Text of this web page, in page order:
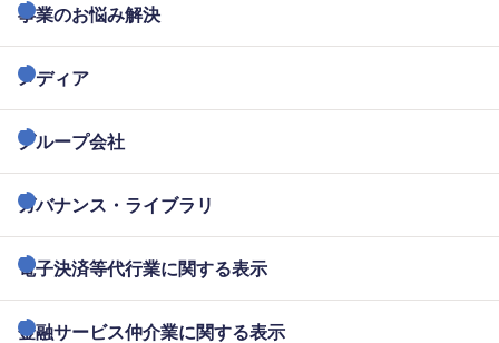
事業のお悩み解決
メディア
グループ会社
ガバナンス・ライブラリ
電子決済等代行業に関する表示
金融サービス仲介業に関する表示